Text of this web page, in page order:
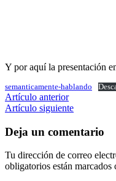
Y por aquí la presentación
semanticamente-hablando
Navegar
entre
artículos
Artículo anterior
Artículo siguiente
Deja un comentario
Tu dirección de correo
obligatorios están marcados